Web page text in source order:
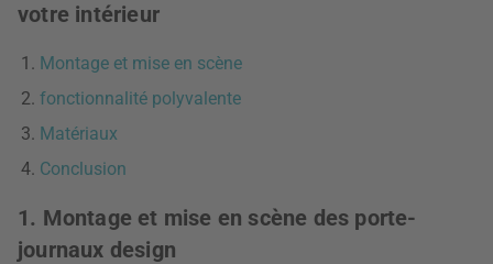
votre intérieur
Montage et mise en scène
fonctionnalité polyvalente
Matériaux
Conclusion
1. Montage et mise en scène des porte-
journaux design